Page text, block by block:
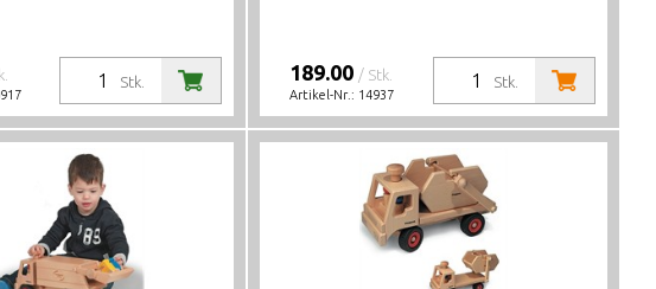
Stk. Stk.
189.00 / Stk.
Artikel-Nr.: 14937